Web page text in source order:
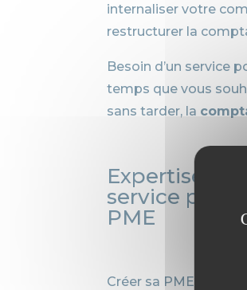
internaliser votre
restructurer la
Besoin d’un service
temps que vous
sans tarder, la
Expertise
service
PME
Créer sa PME peut